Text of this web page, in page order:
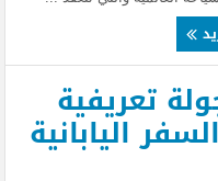
تعريفية
اليابانية